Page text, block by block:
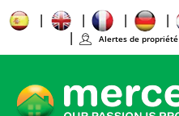
Alertes de propriété